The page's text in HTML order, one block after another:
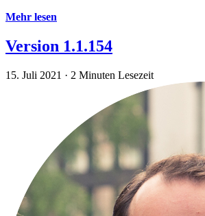
Mehr lesen
Version 1.1.154
15. Juli 2021 · 2 Minuten Lesezeit